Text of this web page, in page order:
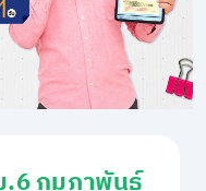
กุมภาพันธ์